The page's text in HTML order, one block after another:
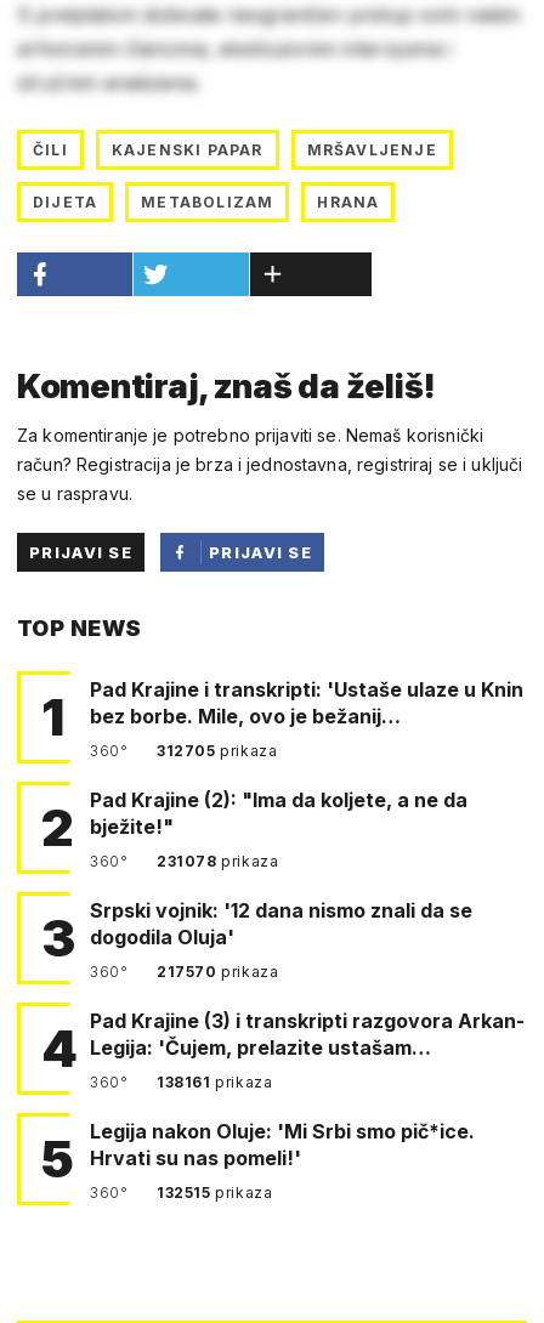
S pretplatom dobivate neograničen pristup svim našim
arhiviranim člancima, ekskluzivnim intervjuima i
stručnim analizama.
ČILI KAJENSKI PAPAR MRŠAVLJENJE
DIJETA METABOLIZAM HRANA
Komentiraj, znaš da želiš!
Za komentiranje je potrebno prijaviti se. Nemaš korisnički
račun? Registracija je brza i jednostavna, registriraj se i uključi
se u raspravu.
PRIJAVI SE
PRIJAVI SE
TOP NEWS
1
Pad Krajine i transkripti: 'Ustaše ulaze u Knin
bez borbe. Mile, ovo je bežanij…
360° 312705prikaza
2
Pad Krajine (2): "Ima da koljete, a ne da
bježite!"
360° 231078prikaza
3
Srpski vojnik: '12 dana nismo znali da se
dogodila Oluja'
360° 217570prikaza
4 Pad Krajine (3) i transkripti razgovora Arkan-
Legija: 'Čujem, prelazite ustašam…
360° 138161prikaza
5
Legija nakon Oluje: 'Mi Srbi smo pič*ice.
Hrvati su nas pomeli!'
360° 132515prikaza